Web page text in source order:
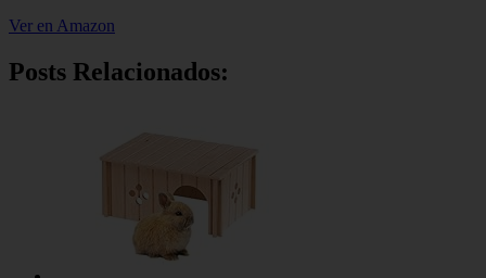
Ver en Amazon
Posts Relacionados: